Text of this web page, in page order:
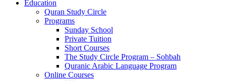
Education
Quran Study Circle
Programs
Sunday School
Private Tuition
Short Courses
The Study Circle Program – Sohbah
Quranic Arabic Language Program
Online Courses